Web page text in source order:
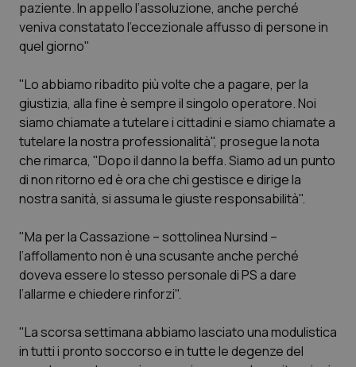
Calabria
Emilia-Romagna
Friuli Venezia Giulia
Lazio
Liguria
Lombardia
Molise
Asma & BPCO
Colesterolo & coronaropatie
Dermatite Atopica
Diabete & glucometri
Disturbi dell’umore
Dolore
Epatiti
paziente. In appello l’assoluzione, anche perché
veniva constatato l’eccezionale affusso di persone in
quel giorno"
"Lo abbiamo ribadito più volte che a pagare, per la
giustizia, alla fine è sempre il singolo operatore. Noi
siamo chiamate a tutelare i cittadini e siamo chiamate a
tutelare la nostra professionalità", prosegue la nota
che rimarca, "Dopo il danno la beffa. Siamo ad un punto
di non ritorno ed è ora che chi gestisce e dirige la
nostra sanità, si assuma le giuste responsabilità".
"Ma per la Cassazione – sottolinea Nursind –
l’affollamento non è una scusante anche perché
doveva essere lo stesso personale di PS a dare
l’allarme e chiedere rinforzi".
"La scorsa settimana abbiamo lasciato una modulistica
in tutti i pronto soccorso e in tutte le degenze del